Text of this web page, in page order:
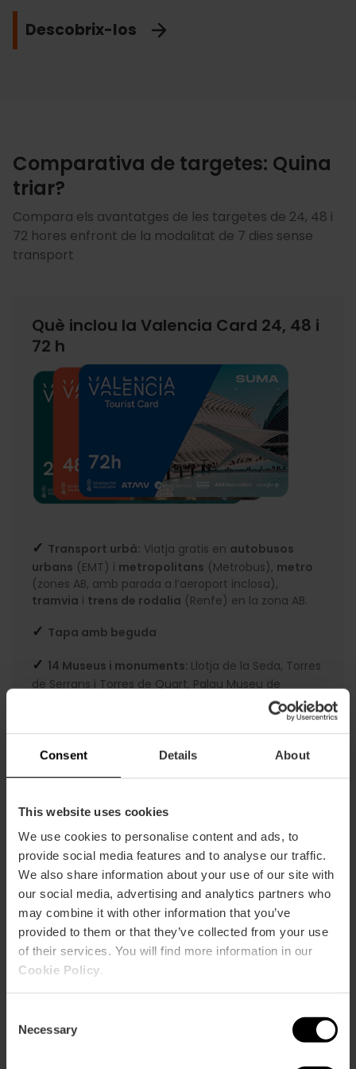
Consent Details About
This website uses cookies
We use cookies to personalise content and ads, to
provide social media features and to analyse our traffic.
We also share information about your use of our site with
our social media, advertising and analytics partners who
may combine it with other information that you’ve
provided to them or that they’ve collected from your use
of their services. You will find more information in our
Cookie Policy
Selection
Necessary
Descobrix-los
Veure descomptes
No t'ho pots perdre!
Comparativa de targetes: Quina
triar?
Compara els avantatges de les targetes de 24, 48 i
72 hores enfront de la modalitat de 7 dies sense
transport
Què inclou la Valencia Card 24, 48 i
72 h
✓ Transport urbà: Viatja gratis en autobusos
urbans (EMT) i metropolitans (Metrobus), metro
(zones AB, amb parada a l’aeroport inclosa),
tramvia i trens de rodalia (Renfe) en la zona AB.
✓ Tapa amb beguda
✓ 14 Museus i monuments: Llotja de la Seda, Torres
de Serrans i Torres de Quart, Palau Museu de
Cervelló, Museu Arqueològic de l’Almoina, Museu
Fallero, Museu de la Ciutat, Museu de l’Arròs, Presó
de Sant Vicent Màrtir, Casa Museu Benlliure, Museu
d’Història, Museu de Ciències Naturals, Casa Museu
atraccions turístiques com
Ciències, Aquari Oceanogràfic, Zoo Bioparc, Bus
Turístic,20% de descompte al Palau del Marqués
de Dosaigües, 50% de descompte a la Catedral
en serveis turístics, visites guiades, restaurants, spas
i botigues.
❌Entrada a la Catedral:No inclòs
❌Entrada a l’IVAM:No inclòs
Compra-la ací